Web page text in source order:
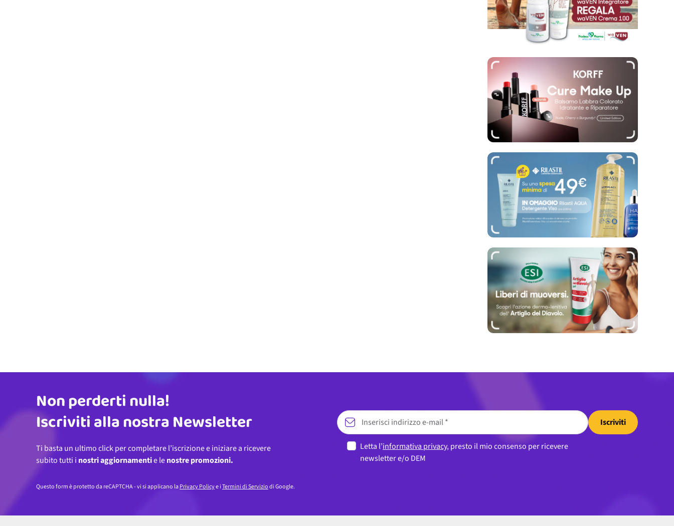
Indirizzo email
Non perderti nulla!
Iscriviti alla nostra Newsletter
Ti basta un ultimo click per completare l’iscrizione e iniziare a ricevere
subito tutti i nostri aggiornamentie lenostre promozioni.
Iscriviti
Letta l’informativa privacy, presto il mio consenso per ricevere
newsletter e/o DEM
Questo form è protetto da reCAPTCHA - vi si applicano laPrivacy Policye iTermini di Serviziodi Google.